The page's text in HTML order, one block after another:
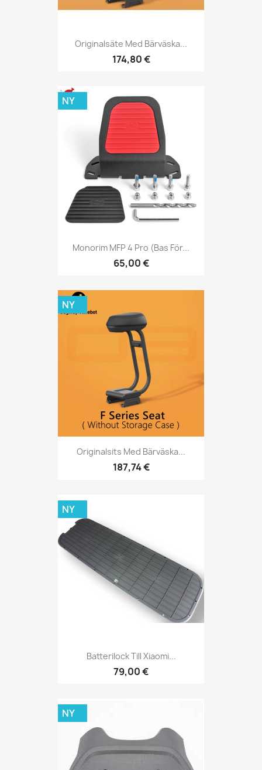
Originalsäte Med Bärväska...
174,80 €
Monorim MFP 4 Pro (bas För...
65,00 €
NY
Originalsits Med Bärväska...
187,74 €
NY
Batterilock Till Xiaomi...
79,00 €
NY
NY